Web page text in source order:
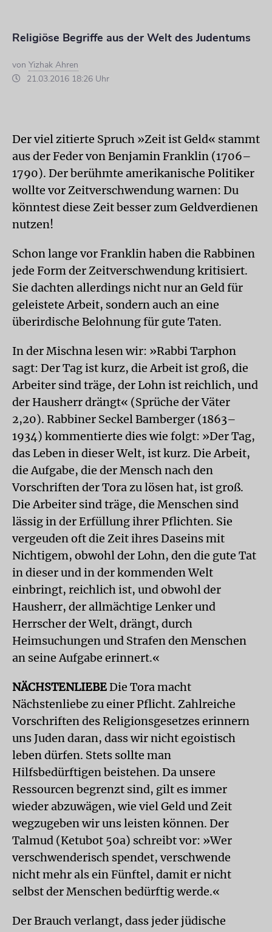
Religiöse Begriffe aus der Welt des Judentums
von Yizhak Ahren
21.03.2016 18:26 Uhr
Der viel zitierte Spruch »Zeit ist Geld« stammt
aus der Feder von Benjamin Franklin (1706–
1790). Der berühmte amerikanische Politiker
wollte vor Zeitverschwendung warnen: Du
könntest diese Zeit besser zum Geldverdienen
nutzen!
Schon lange vor Franklin haben die Rabbinen
jede Form der Zeitverschwendung kritisiert.
Sie dachten allerdings nicht nur an Geld für
geleistete Arbeit, sondern auch an eine
überirdische Belohnung für gute Taten.
In der Mischna lesen wir: »Rabbi Tarphon
sagt: Der Tag ist kurz, die Arbeit ist groß, die
Arbeiter sind träge, der Lohn ist reichlich, und
der Hausherr drängt« (Sprüche der Väter
2,20). Rabbiner Seckel Bamberger (1863–
1934) kommentierte dies wie folgt: »Der Tag,
das Leben in dieser Welt, ist kurz. Die Arbeit,
die Aufgabe, die der Mensch nach den
Vorschriften der Tora zu lösen hat, ist groß.
Die Arbeiter sind träge, die Menschen sind
lässig in der Erfüllung ihrer Pflichten. Sie
vergeuden oft die Zeit ihres Daseins mit
Nichtigem, obwohl der Lohn, den die gute Tat
in dieser und in der kommenden Welt
einbringt, reichlich ist, und obwohl der
Hausherr, der allmächtige Lenker und
Herrscher der Welt, drängt, durch
Heimsuchungen und Strafen den Menschen
an seine Aufgabe erinnert.«
NÄCHSTENLIEBE Die Tora macht
Nächstenliebe zu einer Pflicht. Zahlreiche
Vorschriften des Religionsgesetzes erinnern
uns Juden daran, dass wir nicht egoistisch
leben dürfen. Stets sollte man
Hilfsbedürftigen beistehen. Da unsere
Ressourcen begrenzt sind, gilt es immer
wieder abzuwägen, wie viel Geld und Zeit
wegzugeben wir uns leisten können. Der
Talmud (Ketubot 50a) schreibt vor: »Wer
verschwenderisch spendet, verschwende
nicht mehr als ein Fünftel, damit er nicht
selbst der Menschen bedürftig werde.«
Der Brauch verlangt, dass jeder jüdische